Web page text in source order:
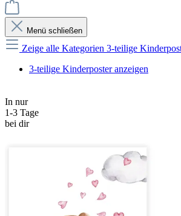
Menü schließen
Zeige alle Kategorien 3-teilige
3-teilige Kinderposter anzeigen
In nur
1-3 Tage
bei dir